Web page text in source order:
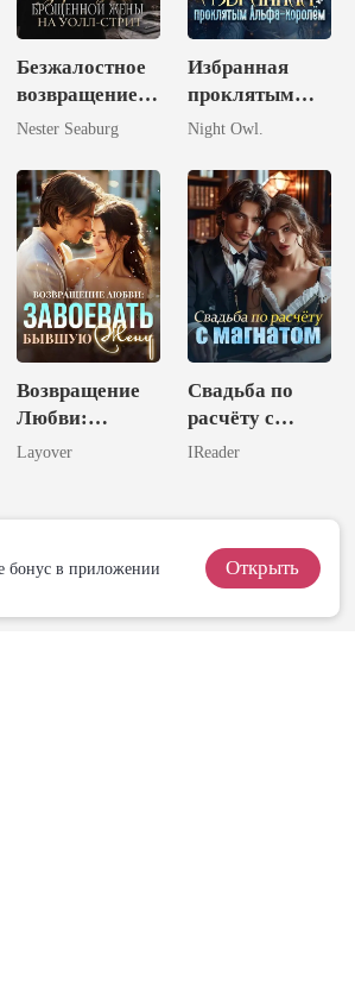
Безжалостное
возвращение
брошенной
стрит
Nester Seaburg
Избранная
проклятым
Альфа-
Night Owl.
Возвращение
Любви:
Завоевать
Layover
Свадьба по
расчёту с
магнатом
IReader
бонус в приложении Открыть